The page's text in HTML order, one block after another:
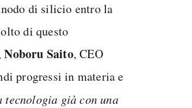
di silicio entro la
di questo
Noboru Saito, CEO
progressi in materia e
tecnologia già con una